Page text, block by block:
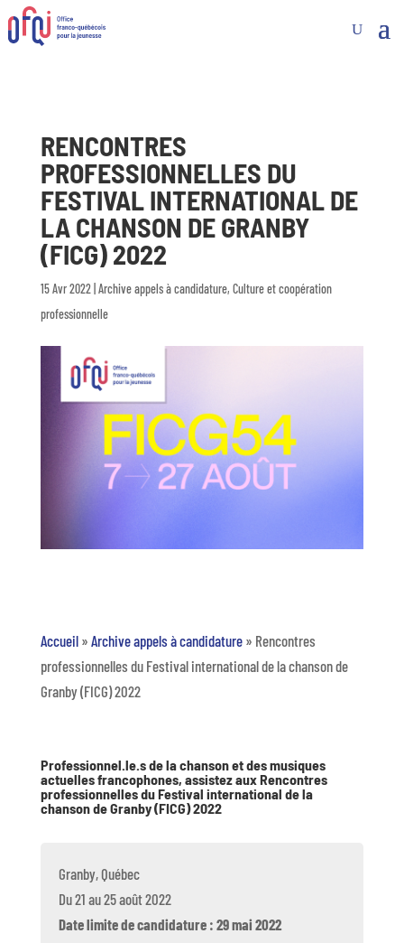
RENCONTRES
PROFESSIONNELLES DU
FESTIVAL INTERNATIONAL DE
LA CHANSON DE GRANBY
(FICG) 2022
15 Avr 2022| Archive appels à candidature, Culture et coopération
professionnelle
Accueil» Archive appels à candidature» Rencontres
professionnelles du Festival international de la chanson de
Granby (FICG) 2022
Professionnel.le.s de la chanson et des musiques
actuelles francophones, assistez aux Rencontres
professionnelles du Festival international de la
chanson de Granby (FICG) 2022
Granby, Québec
Du 21 au 25 août 2022
Date limite de candidature : 29 mai 2022